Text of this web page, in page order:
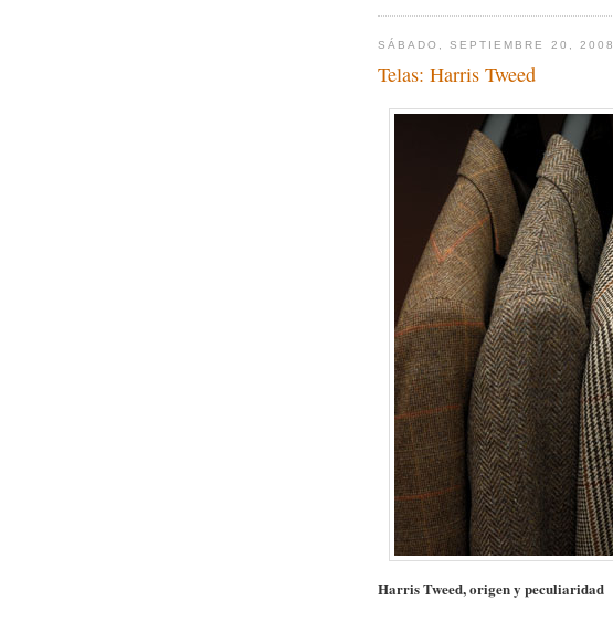
SÁBADO, SEPTIEMBRE 20, 2008
Telas: Harris Tweed
Harris Tweed, origen y peculiaridad